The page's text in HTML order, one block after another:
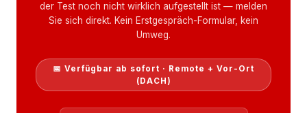
der Test noch nicht wirklich aufgestellt ist — melden
Sie sich direkt. Kein Erstgespräch-Formular, kein
Umweg.
📅 Verfügbar ab sofort · Remote + Vor-Ort
(DACH)